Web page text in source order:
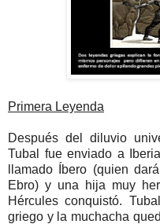
Primera Leyenda
Después del diluvio
Tubal fue enviado a
llamado Íbero (quien
Ebro) y una hija muy
Hércules conquistó.
griego y la muchacha